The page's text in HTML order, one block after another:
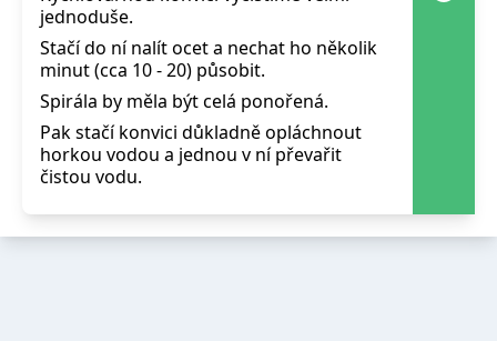
jednoduše.
Stačí do ní nalít ocet a nechat ho několik
minut (cca 10 - 20) působit.
Spirála by měla být celá ponořená.
Pak stačí konvici důkladně opláchnout
horkou vodou a jednou v ní převařit
čistou vodu.